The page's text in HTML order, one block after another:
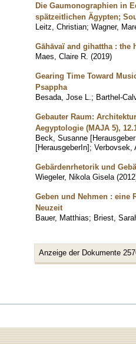
Die Gaumonographien in
spätzeitlichen Ägypten;
Leitz, Christian; Wagner,
Gāhāvaï and gihattha : the
Maes, Claire R. (2019)
Gearing Time Toward
Psappha
Besada, Jose L. ; Barthel-
Gebauter Raum:
Aegyptologie (MAJA 5),
Beck, Susanne
[HerausgeberIn]; Verbovsek,
Gebärdenrhetorik und
Wiegeler, Nikola Gisela (2012
Geben und Nehmen :
Neuzeit
Bauer, Matthias; Briest,
Anzeige der Dokumente